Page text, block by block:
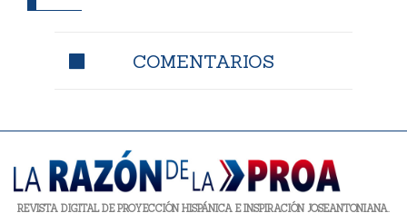
COMENTARIOS
REVISTA DIGITAL DE PROYECCIÓN HISPÁNICA E INSPIRACIÓN JOSEANTONIANA.